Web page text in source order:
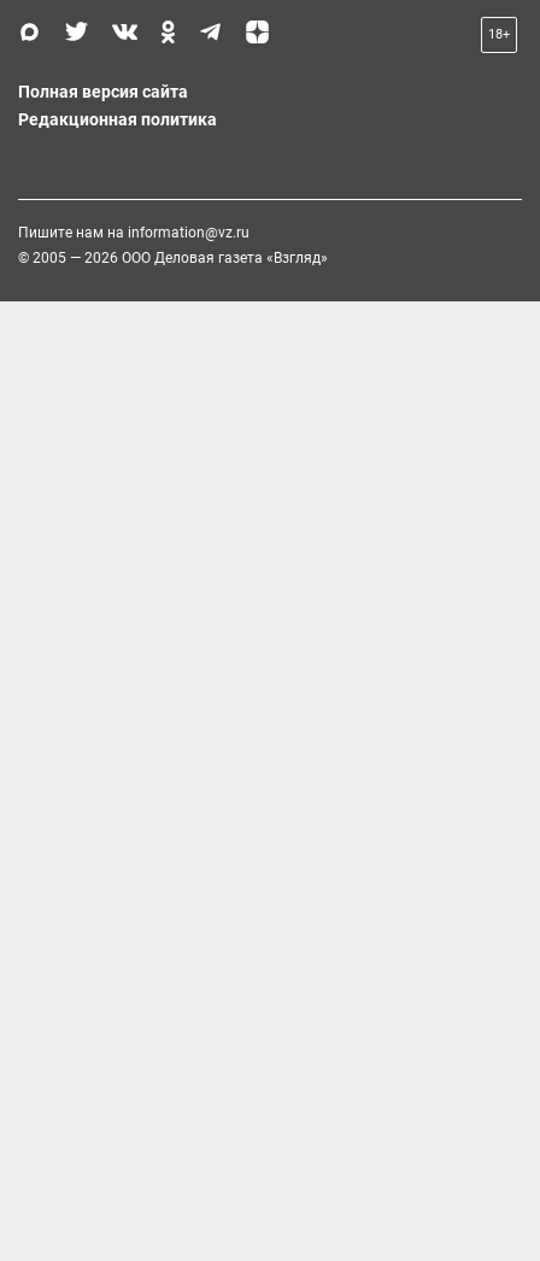
18+
Полная версия сайта
Редакционная политика
Пишите нам на information@vz.ru
© 2005 — 2026 ООО Деловая газета «Взгляд»